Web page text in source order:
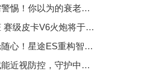
以为的衰老可能是“大脑预警”
V6火炮将于成都车展开启预售
途ES重构智能化出行新体验
控，守护中国孩子的清晰视界